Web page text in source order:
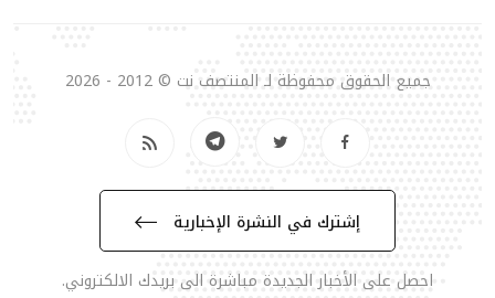
جميع الحقوق محفوظة لـ المنتصف نت © 2012 - 2026
إشترك في النشرة الإخبارية
احصل على الأخبار الجديدة مباشرة الى بريدك الالكتروني.